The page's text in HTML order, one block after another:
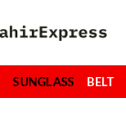
SUNGLASS BELT